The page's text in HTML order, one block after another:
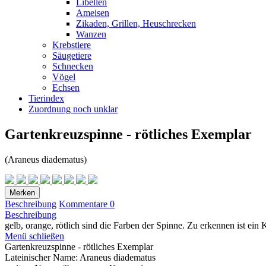
Libellen
Ameisen
Zikaden, Grillen, Heuschrecken
Wanzen
Krebstiere
Säugetiere
Schnecken
Vögel
Echsen
Tierindex
Zuordnung noch unklar
Gartenkreuzspinne - rötliches Exemplar
(Araneus diadematus)
Merken
Beschreibung Kommentare 0
Beschreibung
gelb, orange, rötlich sind die Farben der Spinne. Zu erkennen ist ein
Menü schließen
Gartenkreuzspinne - rötliches Exemplar
Lateinischer Name: Araneus diadematus